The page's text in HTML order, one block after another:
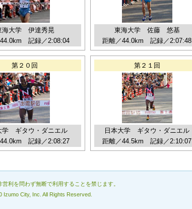
海大学 伊達秀晃
記録／2:08:04
東海大学 佐藤 悠基
距離／44.0km 記録／2:07:48
第２０回
学 ギタウ・ダニエル
記録／2:08:27
第２１回
日本大学 ギタウ・ダニエル
距離／44.5km 記録／2:10:07
利を問わず無断で利用することを禁じます。
Izumo City, Inc. All Rights Reserved.